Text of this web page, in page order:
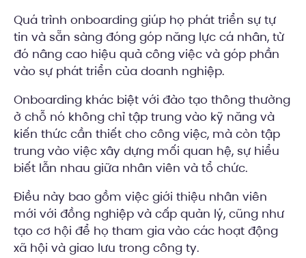
Quá trình onboarding giúp họ phát triển sự tự
tin và sẵn sàng đóng góp năng lực cá nhân, từ
đó nâng cao hiệu quả công việc và góp phần
vào sự phát triển của doanh nghiệp.
Onboarding khác biệt với đào tạo thông thường
ở chỗ nó không chỉ tập trung vào kỹ năng và
kiến thức cần thiết cho công việc, mà còn tập
trung vào việc xây dựng mối quan hệ, sự hiểu
biết lẫn nhau giữa nhân viên và tổ chức.
Điều này bao gồm việc giới thiệu nhân viên
mới với đồng nghiệp và cấp quản lý, cũng như
tạo cơ hội để họ tham gia vào các hoạt động
xã hội và giao lưu trong công ty.